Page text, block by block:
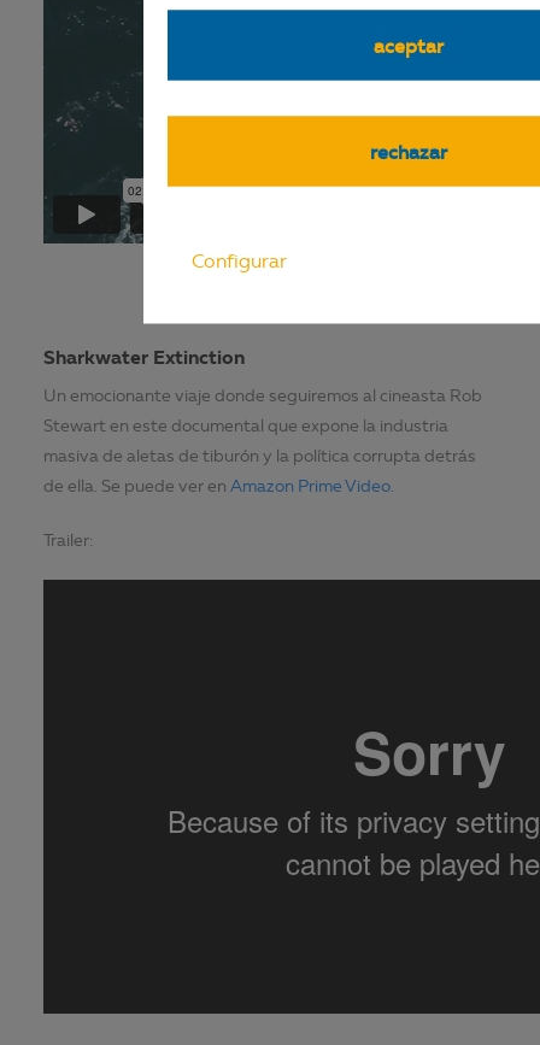
Sharkwater Extinction
Un emocionante viaje donde seguiremos al cineasta Rob
Stewart en este documental que expone la industria
masiva de aletas de tiburón y la política corrupta detrás
de ella. Se puede ver en Amazon Prime Video.
Trailer:
aceptar
rechazar
Configurar